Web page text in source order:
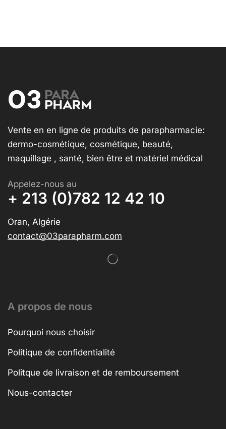
Vente en en ligne de produits de parapharmacie:
dermo-cosmétique, cosmétique, beauté,
maquillage , santé, bien être et matériel médical
Appelez-nous au
+ 213 (0)782 12 42 10
Oran, Algérie
contact@03parapharm.com
A propos de nous
Pourquoi nous choisir
Politique de confidentialité
Politque de livraison et de remboursement
Nous-contacter